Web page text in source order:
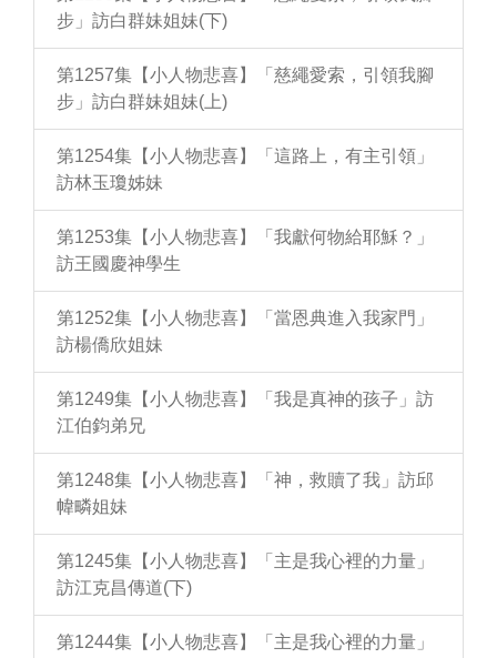
步」訪白群妹姐妹(下)
第1257集【小人物悲喜】「慈繩愛索，引領我腳
步」訪白群妹姐妹(上)
第1254集【小人物悲喜】「這路上，有主引領」
訪林玉瓊姊妹
第1253集【小人物悲喜】「我獻何物給耶穌？」
訪王國慶神學生
第1252集【小人物悲喜】「當恩典進入我家門」
訪楊僑欣姐妹
第1249集【小人物悲喜】「我是真神的孩子」訪
江伯鈞弟兄
第1248集【小人物悲喜】「神，救贖了我」訪邱
幃疄姐妹
第1245集【小人物悲喜】「主是我心裡的力量」
訪江克昌傳道(下)
第1244集【小人物悲喜】「主是我心裡的力量」